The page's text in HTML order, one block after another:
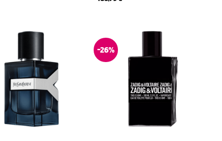
-26%